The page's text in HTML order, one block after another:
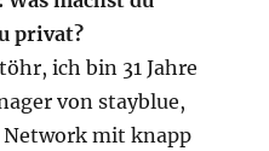
privat?
ich bin 31 Jahre
von stayblue,
Network mit knapp